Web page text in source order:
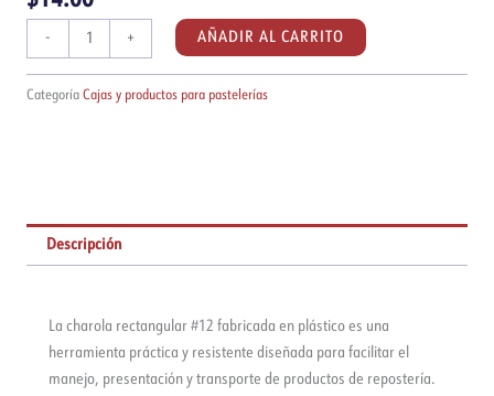
-
rectangular
+ AÑADIR AL CARRITO
Categoría Cajas y productos para pastelerías
Descripción
La charola rectangular #12 fabricada en plástico es una
herramienta práctica y resistente diseñada para facilitar el
manejo, presentación y transporte de productos de repostería.